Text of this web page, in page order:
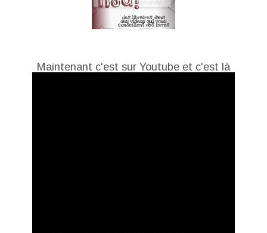
Maintenant c'est sur Youtube et c'est là